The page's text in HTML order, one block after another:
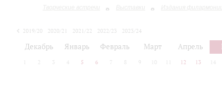
Творческие встречи Выставки Издания
2019/20 2020/21 2021/22 2022/23
2023/24
Декабрь Январь Февраль Март Апрель
2 3 4 5 6 7 8 9 10 12 13 14